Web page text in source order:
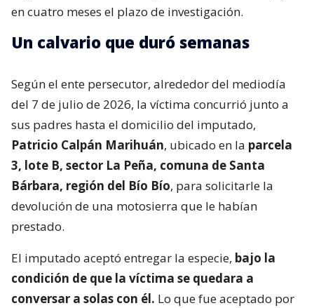
en cuatro meses el plazo de investigación.
Un calvario que duró semanas
Según el ente persecutor, alrededor del mediodía
del 7 de julio de 2026, la víctima concurrió junto a
sus padres hasta el domicilio del imputado,
Patricio Calpán Marihuán, ubicado en la parcela
3, lote B, sector La Peña, comuna de Santa
Bárbara, región del Bío Bío, para solicitarle la
devolución de una motosierra que le habían
prestado.
El imputado aceptó entregar la especie, bajo la
condición de que la víctima se quedara a
conversar a solas con él. Lo que fue aceptado por